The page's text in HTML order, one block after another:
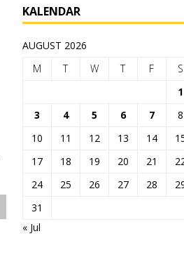
KALENDAR
AUGUST 2026
M
T W T F S
1
3
4 5 6 7 8
10
11 12 13 14
17
18 19 20 21
24
25 26 27 28
31
« Jul